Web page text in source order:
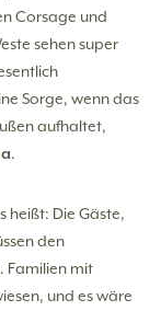
Corsage und
sehen super
Sorge, wenn das
aufhaltet,
.
heißt: Die Gäste,
den
Familien mit
und es wäre